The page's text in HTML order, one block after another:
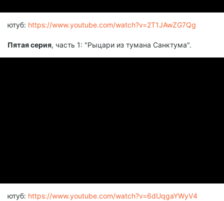
ютуб: https://www.youtube.com/watch?v=2T1JAwZG7Qg
Пятая серия, часть 1: "Рыцари из тумана Санктума".
ютуб: https://www.youtube.com/watch?v=6dUqgaYWyV4